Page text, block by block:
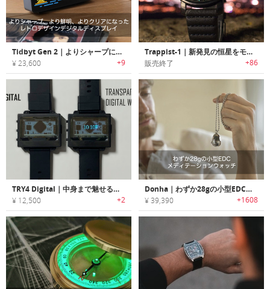
Tidbyt Gen 2｜よりシャープに、より鮮明に、よりクリアになったレトロデザインデジタルディスプレイ
¥ 23,600 +9
Trappist-1｜新発見の恒星をモチーフにデザインされたリストウォッチ「トラピストワン」
販売終了 +86
TRY4 Digital｜中身まで魅せる時代へ。透明スケルトンデザインのデジタル時計
¥ 12,500 +2
Donha｜わずか28gの小型EDCメディテーションウォッチ
¥ 39,390 +1608